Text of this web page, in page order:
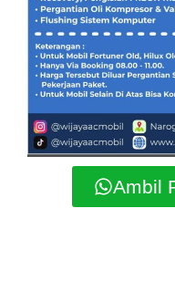
Ambil